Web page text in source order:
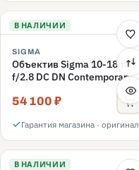
В НАЛИЧИИ
SIGMA
Объектив Sigma 10-18mm
f/2.8 DC DN Contemporary
54 100 ₽
Гарантия магазина · оригинал
В НАЛИЧИИ